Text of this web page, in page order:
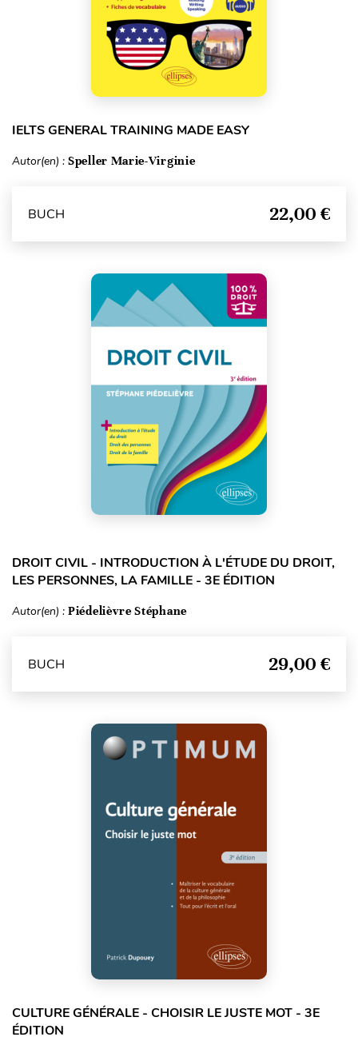
IELTS GENERAL TRAINING MADE EASY
Autor(en) : Speller Marie-Virginie
BUCH 22,00 €
DROIT CIVIL - INTRODUCTION À L'ÉTUDE DU DROIT,
LES PERSONNES, LA FAMILLE - 3E ÉDITION
Autor(en) : Piédelièvre Stéphane
BUCH 29,00 €
CULTURE GÉNÉRALE - CHOISIR LE JUSTE MOT - 3E
ÉDITION